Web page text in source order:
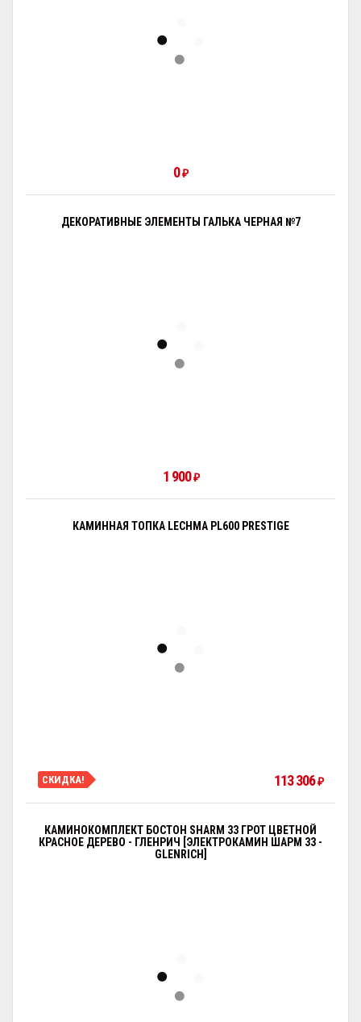
0₽
ДЕКОРАТИВНЫЕ ЭЛЕМЕНТЫ ГАЛЬКА ЧЕРНАЯ №7
1 900₽
КАМИННАЯ ТОПКА LECHMA PL600 PRESTIGE
СКИДКА! 113 306₽
КАМИНОКОМПЛЕКТ БОСТОН SHARM 33 ГРОТ ЦВЕТНОЙ
КРАСНОЕ ДЕРЕВО - ГЛЕНРИЧ [ЭЛЕКТРОКАМИН ШАРМ 33 -
GLENRICH]